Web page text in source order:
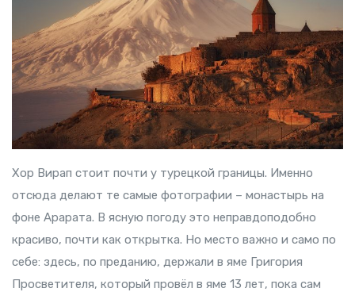
Хор Вирап стоит почти у турецкой границы. Именно
отсюда делают те самые фотографии – монастырь на
фоне Арарата. В ясную погоду это неправдоподобно
красиво, почти как открытка. Но место важно и само по
себе: здесь, по преданию, держали в яме Григория
Просветителя, который провёл в яме 13 лет, пока сам